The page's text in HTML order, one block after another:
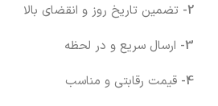
2- تضمین تاریخ روز و انقضای بالا
3- ارسال سریع و در لحظه
4- قیمت رقابتی و مناسب